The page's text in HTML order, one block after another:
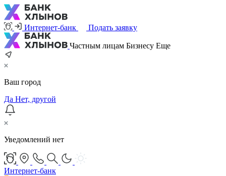
Интернет-банк Подать заявку
Частным лицам Бизнесу Еще
Ваш город
Да Нет, другой
Уведомлений нет
Интернет-банк